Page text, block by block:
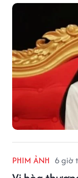
PHIM ẢNH 6 giờ